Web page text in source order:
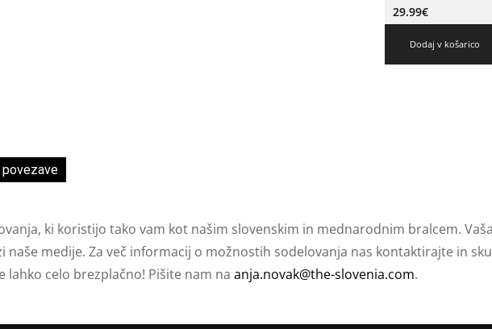
29.99€
Dodaj v košarico
povezave
ki koristijo tako vam kot našim slovenskim in mednarodnim bralcem.
naše medije. Za več informacij o možnostih sodelovanja nas kontaktirajte in
celo brezplačno! Pišite nam na anja.novak@the-slovenia.com.